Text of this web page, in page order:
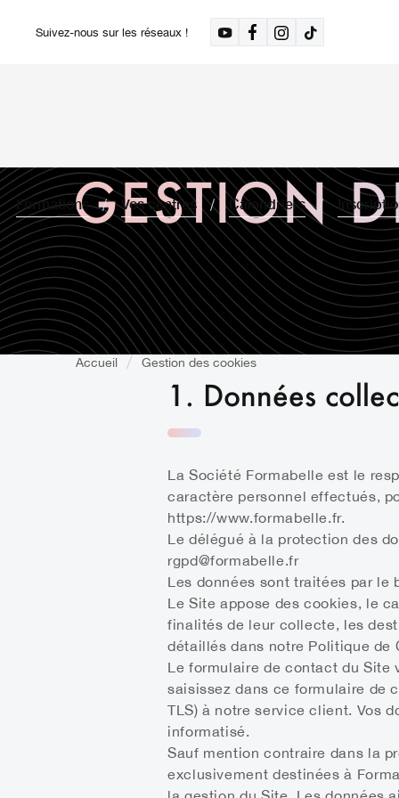
Suivez-nous sur les réseaux !
Formations Vos centres Calendriers
GESTION
Accueil Gestion des cookies
1. Données
La Société Formabelle est le
caractère personnel effectués,
https://www.formabelle.fr.
Le délégué à la protection des
rgpd@formabelle.fr
Les données sont traitées par le
Le Site appose des cookies, le
finalités de leur collecte, les
détaillés dans notre Politique de
Le formulaire de contact du Site
saisissez dans ce formulaire de
TLS) à notre service client. Vos
informatisé.
Sauf mention contraire dans la
exclusivement destinées à